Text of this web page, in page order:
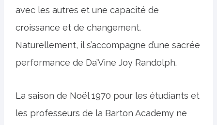
avec les autres et une capacité de
croissance et de changement.
Naturellement, il s’accompagne d’une sacrée
performance de Da’Vine Joy Randolph.
La saison de Noël 1970 pour les étudiants et
les professeurs de la Barton Academy ne